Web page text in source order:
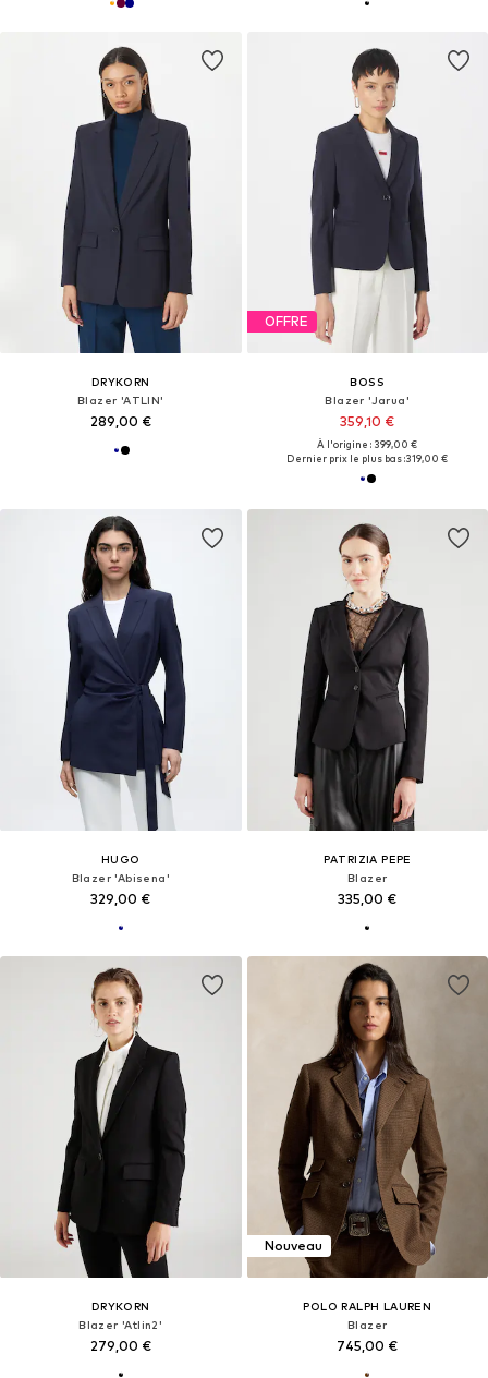
DRYKORN
Blazer 'ATLIN'
289,00 €
OFFRE
BOSS
Blazer 'Jarua'
359,10 €
À l'origine : 399,00 €
Dernier prix le plus bas :319,00 €
HUGO
Blazer 'Abisena'
329,00 €
PATRIZIA PEPE
Blazer
335,00 €
DRYKORN
Blazer 'Atlin2'
279,00 €
Nouveau
POLO RALPH LAUREN
Blazer
745,00 €